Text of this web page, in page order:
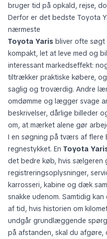
bruger tid på opkald, rejse,
Derfor er det bedste Toyota
nærmeste
Toyota Yaris bliver ofte søgt
kompakt, let at leve med og
interessant markedseffekt:
tiltrækker praktiske købere,
saglig og troværdig. Andre
omdømme og lægger svage
beskrivelser, dårlige billeder
om, at mærket alene gør
I en søgning på tværs af flere
regnestykket. En Toyota
det bedre køb, hvis sælgeren
registreringsoplysninger,
karrosseri, kabine og dæk
snakke udenom. Samtidig
af tid, hvis historien om
undgår grundlæggende
på afstanden, skal du afgøre,